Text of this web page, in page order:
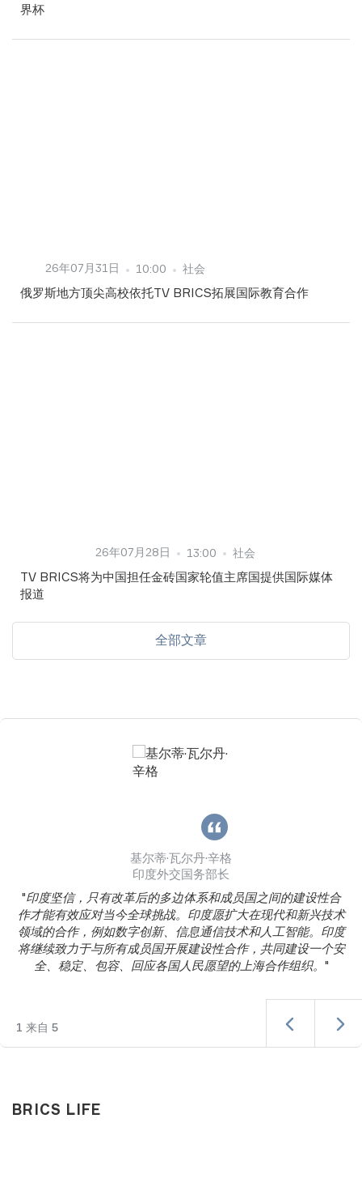
界杯
26年07月31日 10:00 社会
俄罗斯地方顶尖高校依托TV BRICS拓展国际教育合作
26年07月28日 13:00 社会
TV BRICS将为中国担任金砖国家轮值主席国提供国际媒体
报道
全部文章
基尔蒂·瓦尔丹·辛格
印度外交国务部长
"印度坚信，只有改革后的多边体系和成员国之间的建设性合
作才能有效应对当今全球挑战。印度愿扩大在现代和新兴技术
领域的合作，例如数字创新、信息通信技术和人工智能。印度
将继续致力于与所有成员国开展建设性合作，共同建设一个安
全、稳定、包容、回应各国人民愿望的上海合作组织。 "
1 来自 5
BRICS LIFE